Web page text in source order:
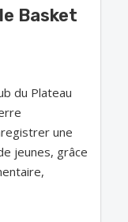
Basket
du Plateau
une
jeunes, grâce